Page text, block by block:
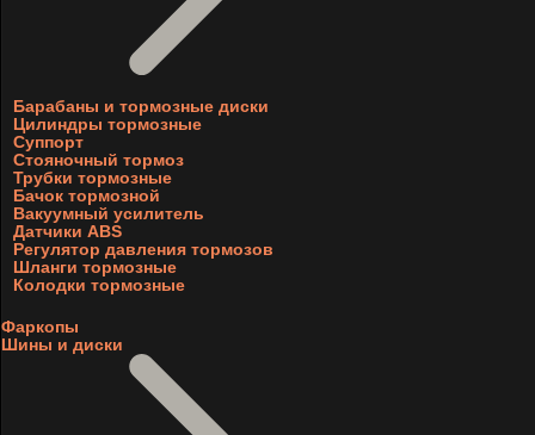
Барабаны и тормозные диски
Цилиндры тормозные
Суппорт
Стояночный тормоз
Трубки тормозные
Бачок тормозной
Вакуумный усилитель
Датчики ABS
Регулятор давления тормозов
Шланги тормозные
Колодки тормозные
Фаркопы
Шины и диски